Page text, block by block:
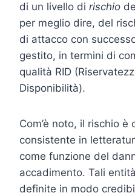
di un livello di rischio
per meglio dire, del
di attacco con
gestito, in termini di
qualità RID
Disponibilità).
Com’è noto, il rischio
consistente in
come funzione del
accadimento. Tali
definite in modo